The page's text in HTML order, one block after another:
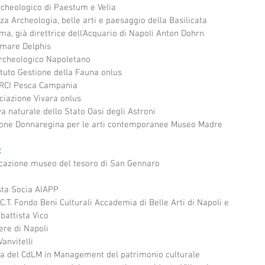
di Paestum e Velia
Archeologia, belle arti e paesaggio della Basilicata
già direttrice dell’Acquario di Napoli Anton Dohrn
Delphis
Napoletano
Gestione della Fauna onlus
Pesca Campania
Vivara onlus
naturale dello Stato Oasi degli Astroni
Donnaregina per le arti contemporanee Museo Madre
museo del tesoro di San Gennaro
Socia AIAPP
Fondo Beni Culturali Accademia di Belle Arti di Napoli e
Vico
di Napoli
del CdLM in Management del patrimonio culturale